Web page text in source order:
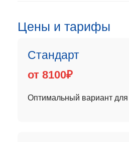
Цены и тарифы
Стандарт
от 8100₽
Оптимальный вариант